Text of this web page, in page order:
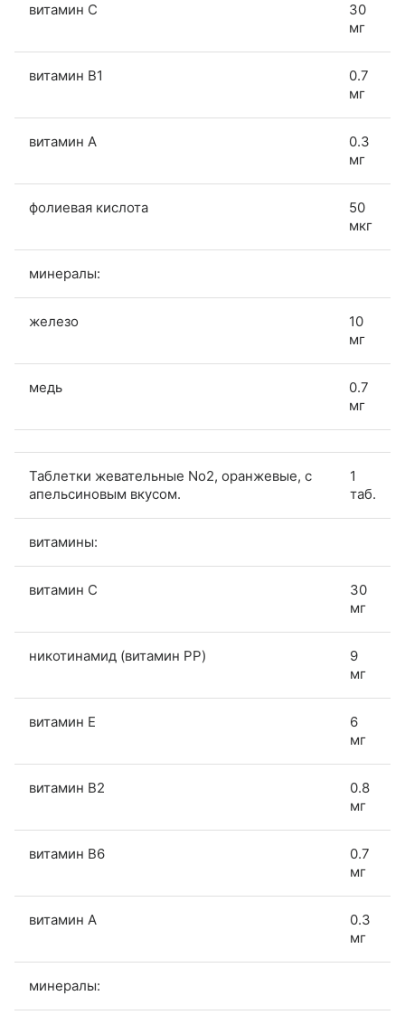
витамин C
30
мг
витамин B1
0.7
мг
витамин A
0.3
мг
фолиевая кислота
50
мкг
минералы:
железо
10
мг
медь
0.7
мг
Таблетки жевательные No2, оранжевые, с
апельсиновым вкусом.
1
таб.
витамины:
витамин C
30
мг
никотинамид (витамин PP)
9
мг
витамин E
6
мг
витамин B2
0.8
мг
витамин B6
0.7
мг
витамин A
0.3
мг
минералы: